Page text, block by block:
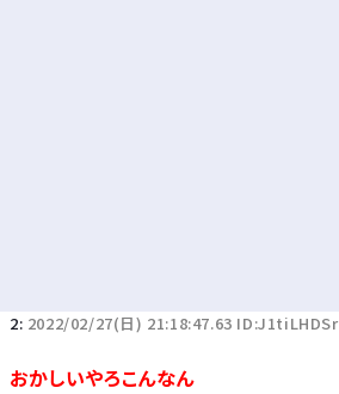
2: 2022/02/27(日) 21:18:47.63 ID:J1tiLHDSr
おかしいやろこんなん